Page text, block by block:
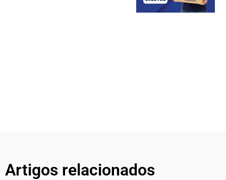
Artigos relacionados